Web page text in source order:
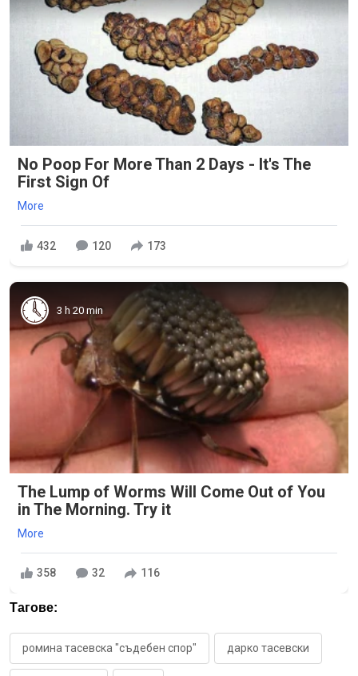
No Poop For More Than 2 Days - It's The
First Sign Of
More
432 120 173
3 h 20 min
The Lump of Worms Will Come Out of You
in The Morning. Try it
More
358 32 116
Тагове:
ромина тасевска "съдебен спор" дарко тасевски